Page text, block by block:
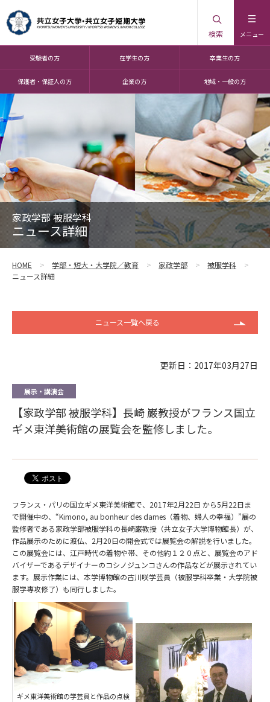
メニュー
検索
受験者の方 在学生の方 卒業生の方
保護者・保証人の方 企業の方 地域・一般の方
家政学部 被服学科
ニュース詳細
HOME 学部・短大・大学院／教育 家政学部
被服学科
ニュース詳細
ニュース一覧へ戻る
更新日：2017年03月27日
展示・講演会
【家政学部 被服学科】長崎 巌教授がフランス国立
ギメ東洋美術館の展覧会を監修しました。
フランス・パリの国立ギメ東洋美術館で、2017年2月22日 から5月22日ま
で開催中の、“Kimono, au bonheur des dames（着物、婦人の幸福）”展の
監修者である家政学部被服学科の長崎巌教授（共立女子大学博物館長）が、
作品展示のために渡仏、2月20日の開会式では展覧会の解説を行いました。
この展覧会には、江戸時代の着物や帯、その他約１２０点と、展覧会のアド
バイザーであるデザイナーのコシノジュンコさんの作品などが展示されてい
ます。展示作業には、本学博物館の古川咲学芸員（被服学科卒業・大学院被
服学専攻修了）も同行しました。
ギメ東洋美術館の学芸員と作品の点検